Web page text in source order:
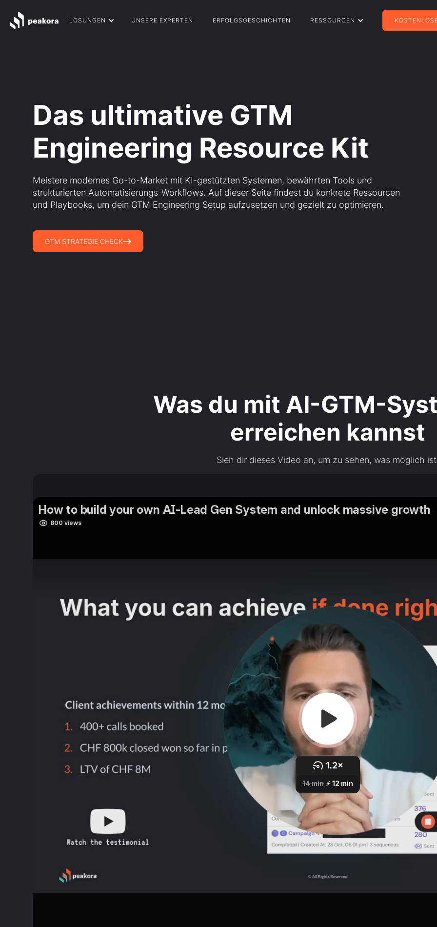
LÖSUNGEN UNSERE EXPERTEN ERFOLGSGESCHICHTEN RESSOURCEN
Das ultimative GTM
Engineering Resource Kit
Meistere modernes Go-to-Market mit KI-gestützten Systemen, bewährten Tools und
strukturierten Automatisierungs-Workflows. Auf dieser Seite findest du konkrete Ressourcen
und Playbooks, um dein GTM Engineering Setup aufzusetzen und gezielt zu optimieren.
GTM STRATEGIE CHECK
Was du mit AI-GTM-
erreichen kannst
Sieh dir dieses Video an, um zu sehen, was möglich